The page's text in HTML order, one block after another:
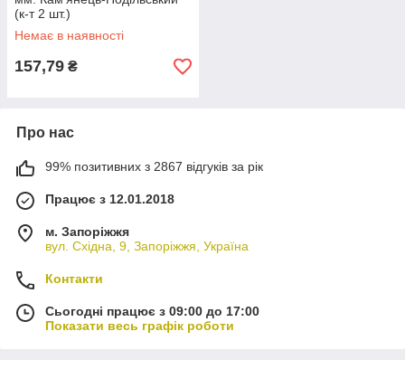
(к-т 2 шт.)
Немає в наявності
157,79 ₴
Про нас
99% позитивних з 2867 відгуків за рік
Працює з 12.01.2018
м. Запоріжжя
вул. Східна, 9, Запоріжжя, Україна
Контакти
Сьогодні працює з 09:00 до 17:00
Показати весь графік роботи